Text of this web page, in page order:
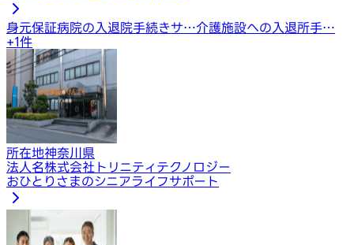
身元保証病院の入退院手続きサ…介護施設への入退所手…
+1件
所在地神奈川県
法人名株式会社トリニティテクノロジー
おひとりさまのシニアライフサポート